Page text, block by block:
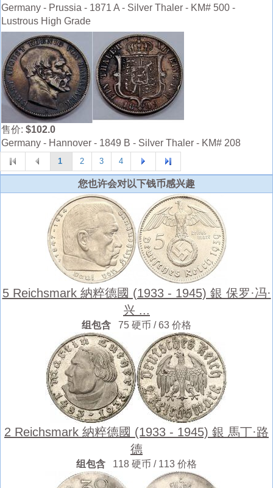
Germany - Prussia - 1871 A - Silver Thaler - KM# 500 -
Lustrous High Grade
售价: $102.0
Germany - Hannover - 1849 B - Silver Thaler - KM# 208
1 2 3 4
您也许会对以下钱币感兴趣
5 Reichsmark 納粹德國 (1933 - 1945) 銀 保罗·冯·
兴 ...
组包含 75 硬币 / 63 价格
2 Reichsmark 納粹德國 (1933 - 1945) 銀 馬丁·路
德
组包含 118 硬币 / 113 价格